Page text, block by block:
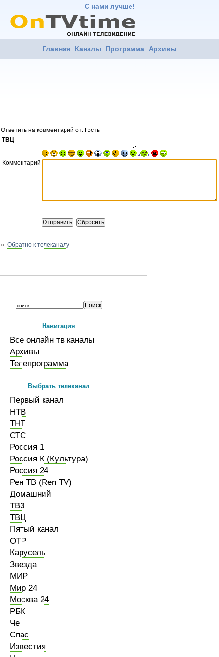
С нами лучше!
Главная Каналы Программа Архивы
Ответить на комментарий от: Гость
ТВЦ
Комментарий
» Обратно к телеканалу
Навигация
Все онлайн тв каналы
Архивы
Телепрограмма
Выбрать телеканал
Первый канал
НТВ
ТНТ
СТС
Россия 1
Россия К (Культура)
Россия 24
Рен ТВ (Ren TV)
Домашний
ТВ3
ТВЦ
Пятый канал
ОТР
Карусель
Звезда
МИР
Мир 24
Москва 24
РБК
Че
Спас
Известия